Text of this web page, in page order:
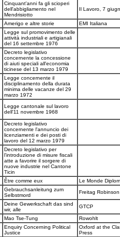
Cinquant'anni fa gli scioperi
dell'abbigliamento nel
Mendrisiotto
Il Lavoro, 7
Amerigo e altre storie EMI Italiana
Legge sul promovimento delle
attività industriali e artigianali
del 16 settembre 1976
Decreto legislativo
concernente la concessione
di aiuti speciali all'economia
ticinese del 13 marzo 1979
Legge concernente il
disciplinamento della durata
minima delle vacanze del 29
marzo 1972
Legge cantonale sul lavoro
dell'11 novembre 1968
Decreto legislativo
concernente l'annuncio dei
licenziamenti e dei posti di
lavoro del 12 marzo 1979
Decreto legislativo per
l'introduzione di misure fiscali
atte a favorire il sorgere di
nuove industrie nel Cantone
Ticin
Être comme eux
Le Monde
Gebrauchsanleitung zum
Selbstmord
Freitag
Deine Gewerkschaft das sind
wir, alle
GTCP
Mao Tse-Tung
Rowohlt
Enquiry Concerning Political
Justice
Oxford at the
Press